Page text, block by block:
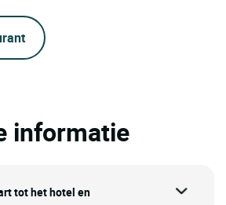
informatie
tot het hotel en